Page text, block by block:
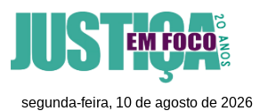
segunda-feira, 10 de agosto de 2026